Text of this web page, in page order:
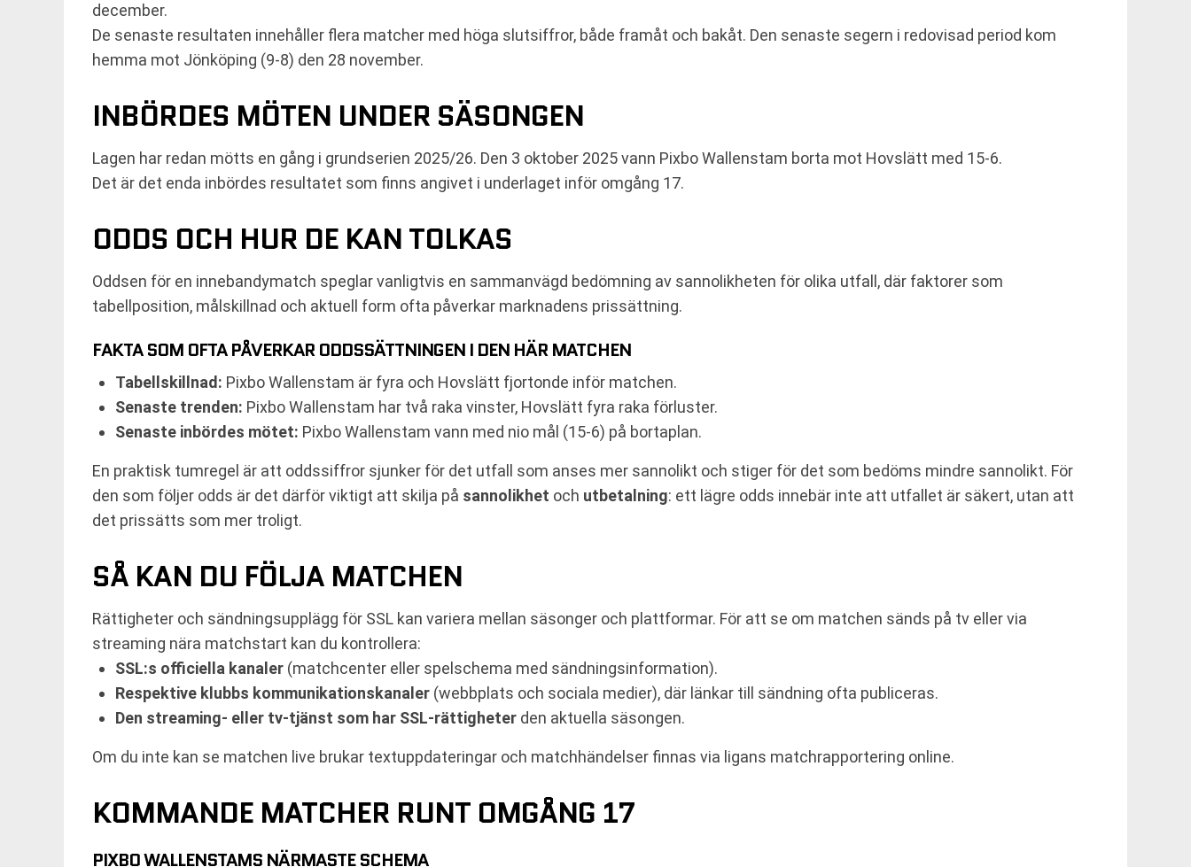
december.
De senaste resultaten innehåller flera matcher med höga slutsiffror, både framåt och bakåt. Den senaste segern i redovisad period kom
hemma mot Jönköping (9-8) den 28 november.
INBÖRDES MÖTEN UNDER SÄSONGEN
Lagen har redan mötts en gång i grundserien 2025/26. Den 3 oktober 2025 vann Pixbo Wallenstam borta mot Hovslätt med 15-6.
Det är det enda inbördes resultatet som finns angivet i underlaget inför omgång 17.
ODDS OCH HUR DE KAN TOLKAS
Oddsen för en innebandymatch speglar vanligtvis en sammanvägd bedömning av sannolikheten för olika utfall, där faktorer som
tabellposition, målskillnad och aktuell form ofta påverkar marknadens prissättning.
FAKTA SOM OFTA PÅVERKAR ODDSSÄTTNINGEN I DEN HÄR MATCHEN
Tabellskillnad: Pixbo Wallenstam är fyra och Hovslätt fjortonde inför matchen.
Senaste trenden: Pixbo Wallenstam har två raka vinster, Hovslätt fyra raka förluster.
Senaste inbördes mötet: Pixbo Wallenstam vann med nio mål (15-6) på bortaplan.
En praktisk tumregel är att oddssiffror sjunker för det utfall som anses mer sannolikt och stiger för det som bedöms mindre sannolikt. För
den som följer odds är det därför viktigt att skilja på sannolikhet och utbetalning: ett lägre odds innebär inte att utfallet är säkert, utan att
det prissätts som mer troligt.
SÅ KAN DU FÖLJA MATCHEN
Rättigheter och sändningsupplägg för SSL kan variera mellan säsonger och plattformar. För att se om matchen sänds på tv eller via
streaming nära matchstart kan du kontrollera:
SSL:s officiella kanaler (matchcenter eller spelschema med sändningsinformation).
Respektive klubbs kommunikationskanaler (webbplats och sociala medier), där länkar till sändning ofta publiceras.
Den streaming- eller tv-tjänst som har SSL-rättigheter den aktuella säsongen.
Om du inte kan se matchen live brukar textuppdateringar och matchhändelser finnas via ligans matchrapportering online.
KOMMANDE MATCHER RUNT OMGÅNG 17
PIXBO WALLENSTAMS NÄRMASTE SCHEMA